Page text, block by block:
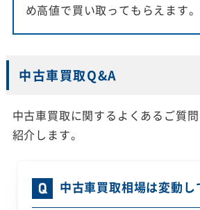
め高値で買い取ってもらえます。
中古車買取Q&A
中古車買取に関するよくあるご質
紹介します。
中古車買取相場は変動し